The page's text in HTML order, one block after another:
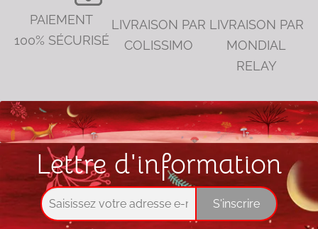
PAIEMENT
100% SÉCURISÉ
LIVRAISON PAR
COLISSIMO
LIVRAISON PAR
MONDIAL
RELAY
Lettre d'information
S'inscrire